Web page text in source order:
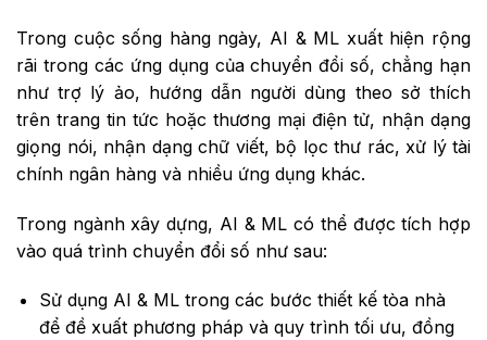
Trong cuộc sống hàng ngày, AI & ML xuất hiện rộng
rãi trong các ứng dụng của chuyển đổi số, chẳng hạn
như trợ lý ảo, hướng dẫn người dùng theo sở thích
trên trang tin tức hoặc thương mại điện tử, nhận dạng
giọng nói, nhận dạng chữ viết, bộ lọc thư rác, xử lý tài
chính ngân hàng và nhiều ứng dụng khác.
Trong ngành xây dựng, AI & ML có thể được tích hợp
vào quá trình chuyển đổi số như sau:
Sử dụng AI & ML trong các bước thiết kế tòa nhà
để đề xuất phương pháp và quy trình tối ưu, đồng